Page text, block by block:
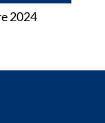
2024